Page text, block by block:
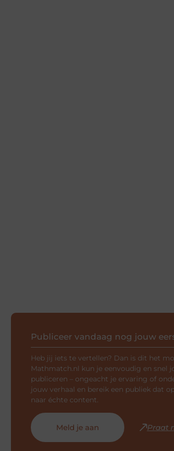
Publiceer vandaag nog jouw
Heb jij iets te vertellen? Dan is dit het
Mathmatch.nl kun je eenvoudig en snel
publiceren – ongeacht je ervaring of
jouw verhaal en bereik een publiek dat
naar échte content.
Meld je aan Praat